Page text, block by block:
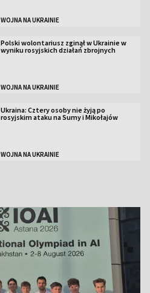
WOJNA NA UKRAINIE
Polski wolontariusz zginął w Ukrainie w
wyniku rosyjskich działań zbrojnych
WOJNA NA UKRAINIE
Ukraina: Cztery osoby nie żyją po
rosyjskim ataku na Sumy i Mikołajów
WOJNA NA UKRAINIE